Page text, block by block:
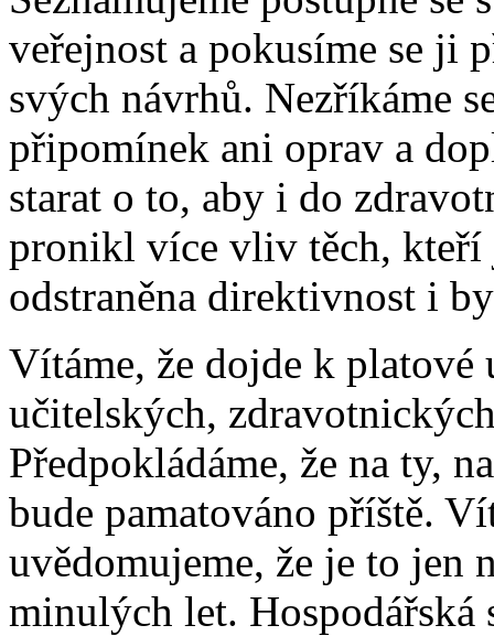
veřejnost a pokusíme se ji
svých návrhů. Nezříkáme
připomínek ani oprav a
starat o to, aby i do
pronikl více vliv těch, kteří
odstraněna direktivnost i
Vítáme, že dojde k
učitelských,
Předpokládáme, že na ty,
bude pamatováno příště.
uvědomujeme, že je to jen
minulých let. Hospodářská